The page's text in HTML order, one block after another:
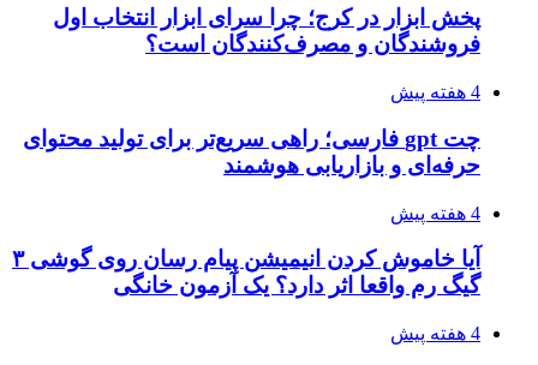
پخش ابزار در کرج؛ چرا سرای ابزار انتخاب اول
فروشندگان و مصرف‌کنندگان است؟
4 هفته پیش
چت gpt فارسی؛ راهی سریع‌تر برای تولید محتوای
حرفه‌ای و بازاریابی هوشمند
4 هفته پیش
آیا خاموش کردن انیمیشن پیام رسان روی گوشی ۳
گیگ رم واقعا اثر دارد؟ یک آزمون خانگی
4 هفته پیش